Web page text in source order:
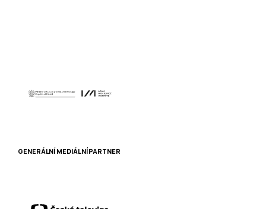
GENERÁLNÍ MEDIÁLNÍ PARTNER